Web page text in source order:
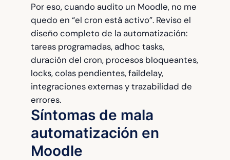
Por eso, cuando audito un Moodle, no me
quedo en “el cron está activo”. Reviso el
diseño completo de la automatización:
tareas programadas, adhoc tasks,
duración del cron, procesos bloqueantes,
locks, colas pendientes, faildelay,
integraciones externas y trazabilidad de
errores.
Síntomas de mala
automatización en
Moodle